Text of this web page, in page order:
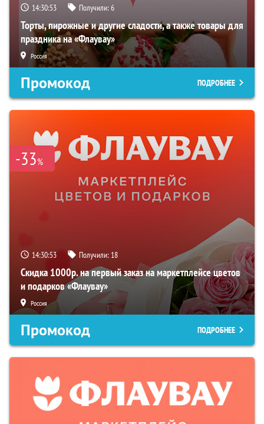
14:30:52 Получили:6
Торты, пирожные и другие сладости, а также товары для
праздника на «Флаувау»
Россия
Промокод ПОДРОБНЕЕ
-33%
14:30:52 Получили: 18
Скидка 1000р. на первый заказ на маркетплейсе цветов
и подарков «Флаувау»
Россия
Промокод ПОДРОБНЕЕ